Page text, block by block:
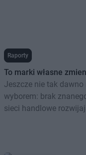
Raporty
To marki własne
Jeszcze nie tak dawno
wyborem: brak
sieci handlowe